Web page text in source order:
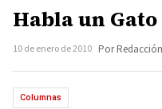
Habla un
10 de enero de 2010 Por Redacción
Columnas